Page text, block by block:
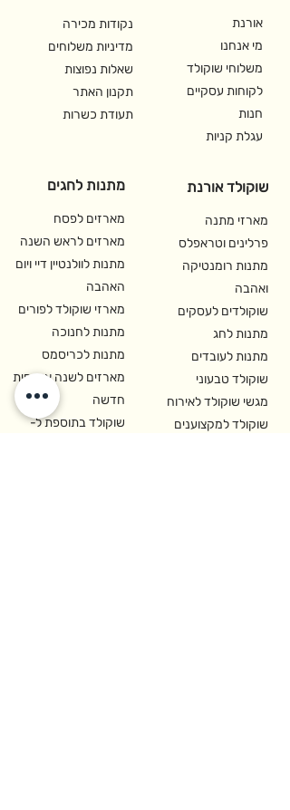
נקודות מכירה
מדיניות משלוחים
שאלות נפוצות
תקנון האתר
תעודת כשרות
אורנת
מי אנחנו
משלוחי שוקולד
לקוחות עסקיים
חנות
עגלת קניות
מתנות לחגים
מארזים לפסח
מארזים לראש השנה
מתנות לוולנטיין דיי ויום
האהבה
מארזי שוקולד לפורים
מתנות לחנוכה
מתנות לכריסמס
מארזים לשנה אזרחית
חדשה
שוקולד בתוספת ל-
שוקולד אורנת
מארזי מתנה
פרלינים וטראפלס
מתנות רומנטיקה
ואהבה
שוקולדים לעסקים
מתנות לחג
מתנות לעובדים
שוקולד טבעוני
מגשי שוקולד לאירוח
שוקולד למקצוענים